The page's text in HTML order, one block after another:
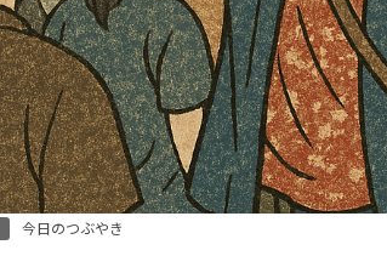
今日のつぶやき